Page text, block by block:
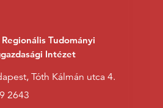
Regionális Tudományi
Intézet
Tóth Kálmán utca 4.
2643